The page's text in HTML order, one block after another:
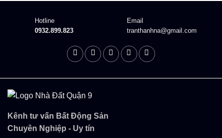
Hotline
0932.899.823
Email
tranthanhna@gmail.com
Kênh tư vấn Bất Động Sản
Chuyên Nghiệp - Uy tín